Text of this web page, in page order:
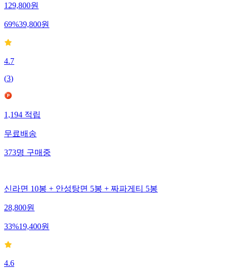
129,800원
69%39,800원
4.7
(3)
1,194 적립
무료배송
373명 구매중
신라면 10봉 + 안성탕면 5봉 + 짜파게티 5봉
28,800원
33%19,400원
4.6